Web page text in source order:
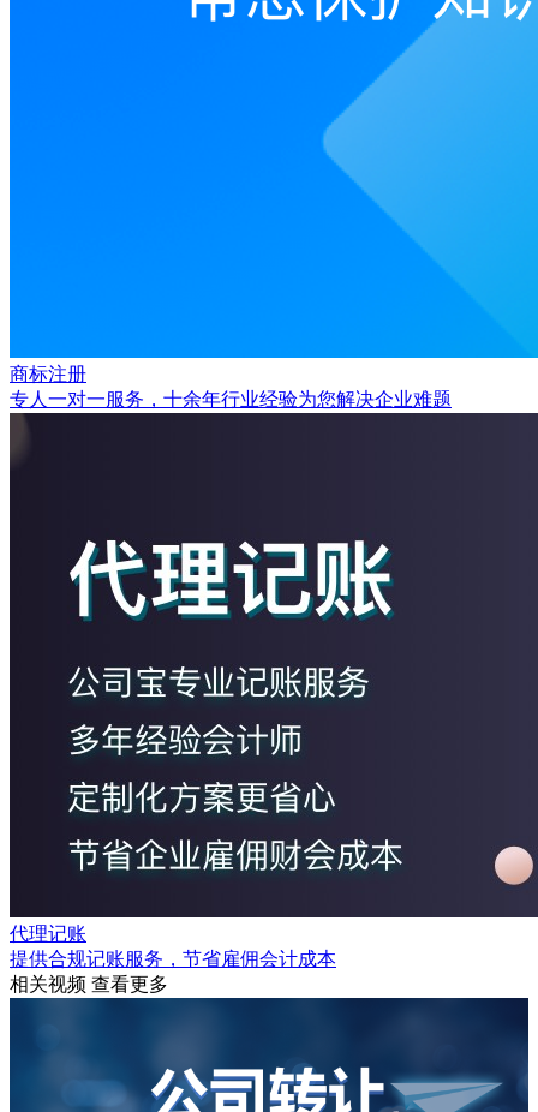
商标注册
专人一对一服务，十余年行业经验为您解决企业难题
代理记账
提供合规记账服务，节省雇佣会计成本
相关视频 查看更多